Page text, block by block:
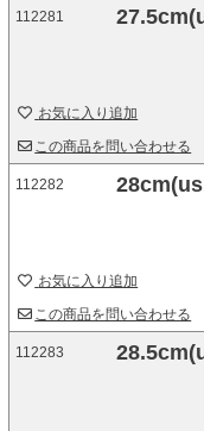
112281
お気に入り追加
この商品を問い合わせる
112282
お気に入り追加
この商品を問い合わせる
112283